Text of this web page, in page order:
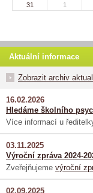
31
1
Aktuální informace
Zobrazit archiv
16.02.2026
Hledáme školního
Více informací u
03.11.2025
Výroční zpráva 2024-
Zveřejňujeme výroční
02.09.2025